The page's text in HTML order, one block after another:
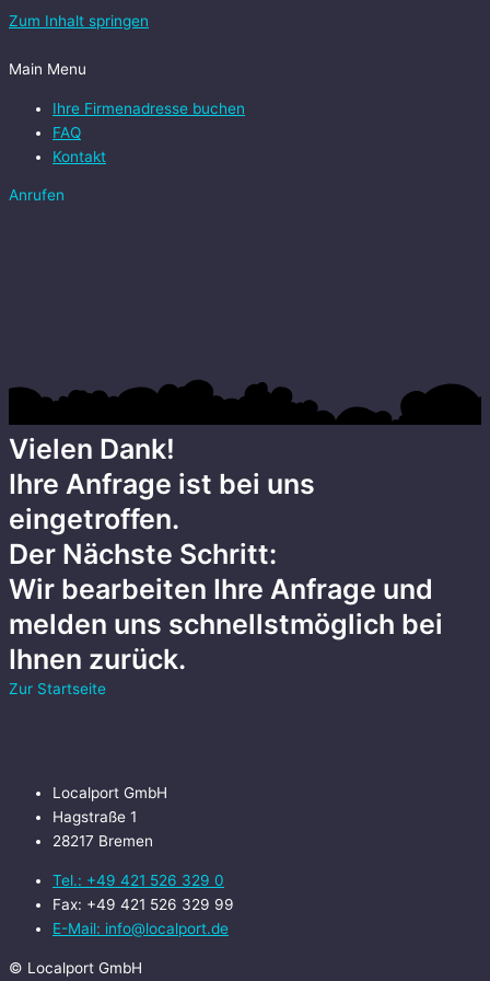
Zum Inhalt springen
Main Menu
Ihre Firmenadresse buchen
FAQ
Kontakt
Anrufen
Vielen Dank!
Ihre Anfrage ist bei uns
eingetroffen.
Der Nächste Schritt:
Wir bearbeiten Ihre Anfrage und
melden uns schnellstmöglich bei
Ihnen zurück.
Zur Startseite
Localport GmbH
Hagstraße 1
28217 Bremen
Tel.: +49 421 526 329 0
Fax: +49 421 526 329 99
E-Mail: info@localport.de
© Localport GmbH